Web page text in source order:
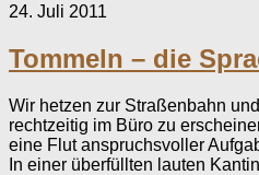
24. Juli 2011
Tommeln – die
Wir hetzen zur Straßenbahn
rechtzeitig im Büro zu
eine Flut anspruchsvoller
In einer überfüllten lauten